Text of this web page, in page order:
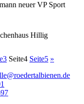
neuer VP Sport
Hillig
3 Seite4 Seite5 »